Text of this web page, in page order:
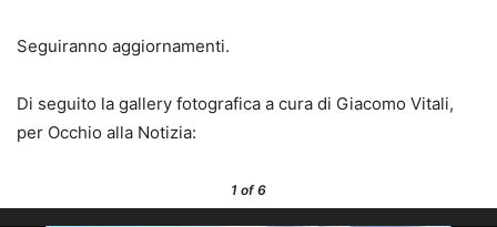
Seguiranno aggiornamenti.
Di seguito la gallery fotografica a cura di Giacomo Vitali,
per Occhio alla Notizia:
1 of 6